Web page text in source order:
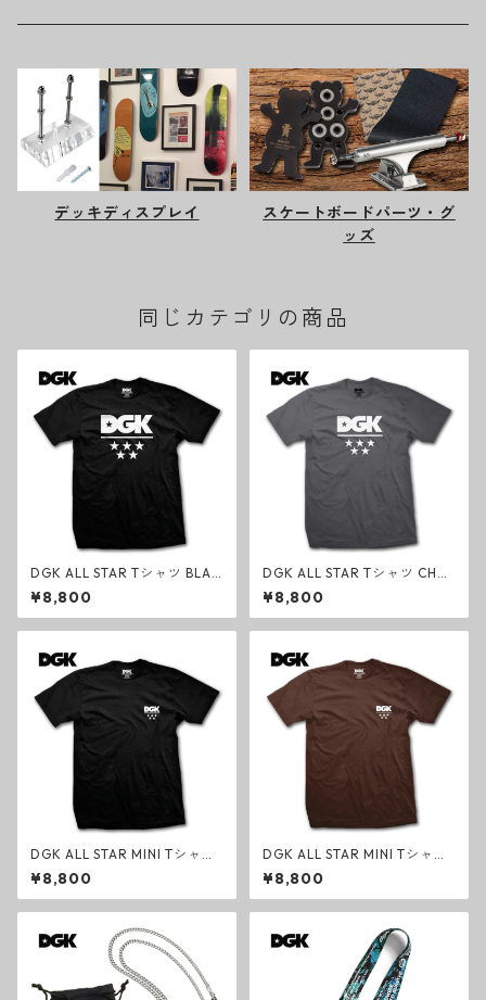
デッキディスプレイ
スケートボードパーツ・グ
ッズ
同じカテゴリの商品
DGK ALL STAR Tシャツ BLAC
K クラシック ブラック スケー
トボード オールスター
¥8,800
DGK ALL STAR Tシャツ CHA
RCOAL クラシック チャコー
ルグレー スケートボード オー
ルスター
¥8,800
DGK ALL STAR MINI Tシャツ
BLACK クラシック ブラック
スケートボード オールスター
ミニ
¥8,800
DGK ALL STAR MINI Tシャツ
DARK CHOCOLATE クラシッ
ク ダークチョコレート スケー
トボード オールスター ミニ
¥8,800